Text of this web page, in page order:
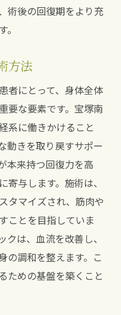
術後の回復期をより充
方法
者にとって、身体全体
要な要素です。宝塚南
系に働きかけること
動きを取り戻すサポー
本来持つ回復力を高
与します。施術は、
タマイズされ、筋肉や
ことを目指していま
は、血流を改善し、
の調和を整えます。こ
ための基盤を築くこと